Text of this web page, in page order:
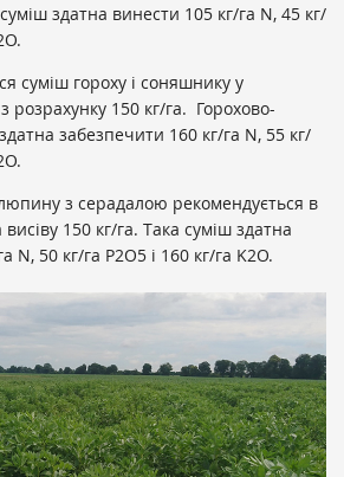
здатна винести 105 кг/га N, 45 кг/
суміш гороху і соняшнику у
розрахунку 150 кг/га. Горохово-
забезпечити 160 кг/га N, 55 кг/
з серадалою рекомендується в
150 кг/га. Така суміш здатна
N, 50 кг/га P2O5 і 160 кг/га K2O.